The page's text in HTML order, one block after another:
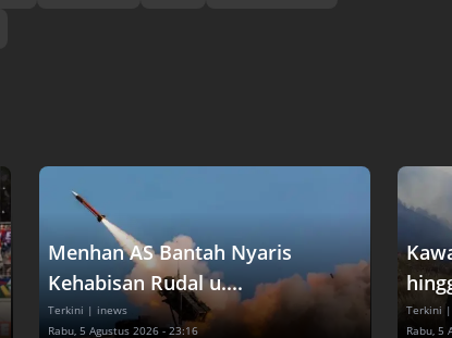
Menhan AS Bantah Nyaris
Kehabisan Rudal u....
Terkini | inews
Rabu, 5 Agustus 2026 - 23:16
Terkini
Rabu, 5